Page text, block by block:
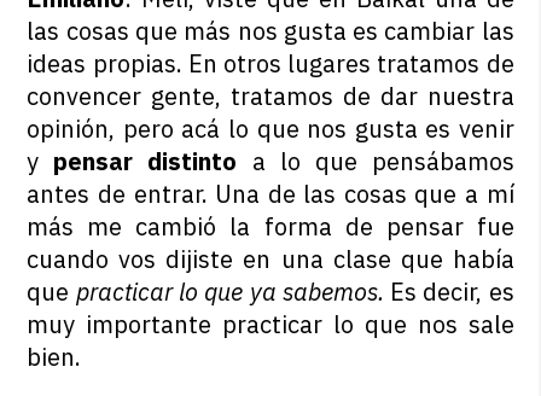
las cosas que más nos gusta es cambiar las
ideas propias. En otros lugares tratamos de
convencer gente, tratamos de dar nuestra
opinión, pero acá lo que nos gusta es venir
y pensar distinto a lo que pensábamos
antes de entrar. Una de las cosas que a mí
más me cambió la forma de pensar fue
cuando vos dijiste en una clase que había
que practicar lo que ya sabemos. Es decir, es
muy importante practicar lo que nos sale
bien.